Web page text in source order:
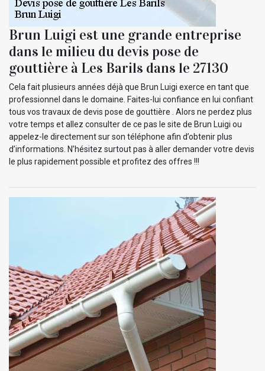
Brun Luigi est une grande entreprise
dans le milieu du devis pose de
gouttière à Les Barils dans le 27130
Cela fait plusieurs années déjà que Brun Luigi exerce en tant que
professionnel dans le domaine. Faites-lui confiance en lui confiant
tous vos travaux de devis pose de gouttière . Alors ne perdez plus
votre temps et allez consulter de ce pas le site de Brun Luigi ou
appelez-le directement sur son téléphone afin d’obtenir plus
d’informations. N’hésitez surtout pas à aller demander votre devis
le plus rapidement possible et profitez des offres !!!